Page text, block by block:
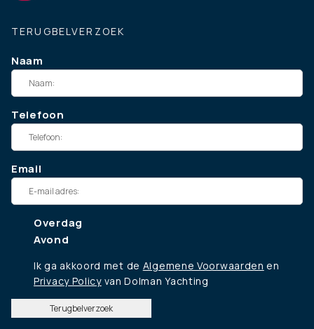
TERUGBELVERZOEK
Naam
Telefoon
Email
Overdag
Avond
Ik ga akkoord met de Algemene Voorwaarden en
Privacy Policyvan Dolman Yachting
Terugbelverzoek